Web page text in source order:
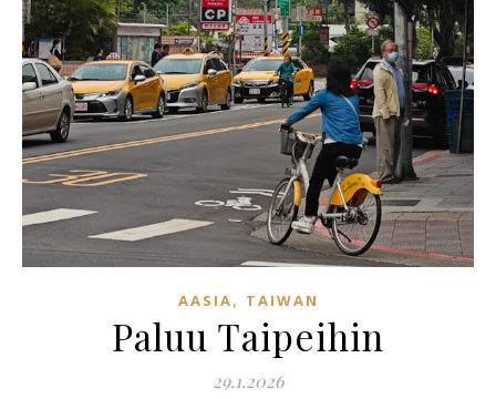
AASIA, TAIWAN
Paluu Taipeihin
29.1.2026